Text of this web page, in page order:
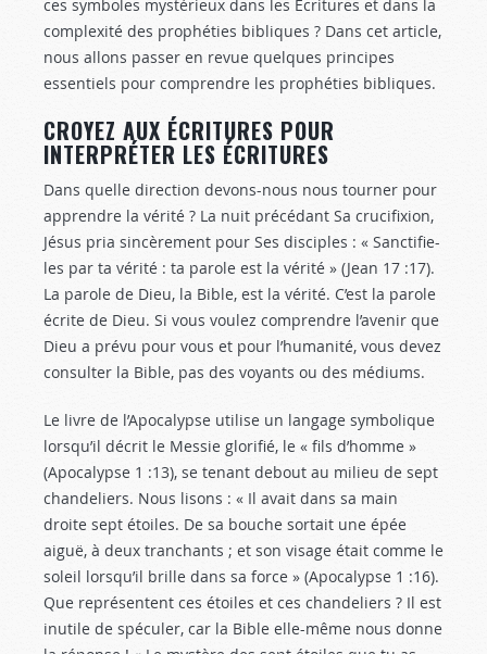
ces symboles mystérieux dans les Écritures et dans la
complexité des prophéties bibliques ? Dans cet article,
nous allons passer en revue quelques principes
essentiels pour comprendre les prophéties bibliques.
CROYEZ AUX ÉCRITURES POUR
INTERPRÉTER LES ÉCRITURES
Dans quelle direction devons-nous nous tourner pour
apprendre la vérité ? La nuit précédant Sa crucifixion,
Jésus pria sincèrement pour Ses disciples : « Sanctifie-
les par ta vérité : ta parole est la vérité » (Jean 17 :17).
La parole de Dieu, la Bible, est la vérité. C’est la parole
écrite de Dieu. Si vous voulez comprendre l’avenir que
Dieu a prévu pour vous et pour l’humanité, vous devez
consulter la Bible, pas des voyants ou des médiums.
Le livre de l’Apocalypse utilise un langage symbolique
lorsqu’il décrit le Messie glorifié, le « fils d’homme »
(Apocalypse 1 :13), se tenant debout au milieu de sept
chandeliers. Nous lisons : « Il avait dans sa main
droite sept étoiles. De sa bouche sortait une épée
aiguë, à deux tranchants ; et son visage était comme le
soleil lorsqu’il brille dans sa force » (Apocalypse 1 :16).
Que représentent ces étoiles et ces chandeliers ? Il est
inutile de spéculer, car la Bible elle-même nous donne